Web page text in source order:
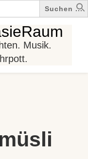
Musik.